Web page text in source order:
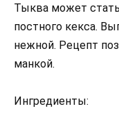
Тыква может
постного кекса.
нежной. Рецепт
манкой.
Ингредиенты: